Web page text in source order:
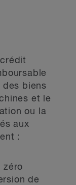
biens
et le
ou la
aux
:
zéro
de